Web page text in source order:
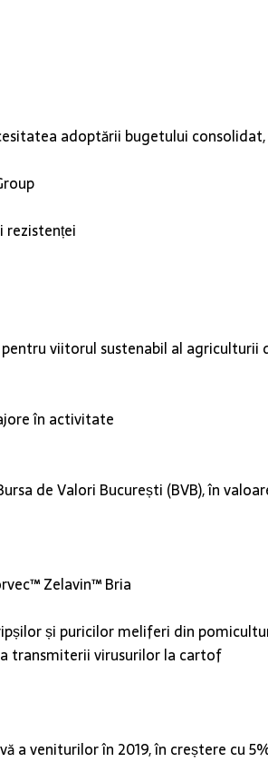
adoptării bugetului
rezistenței
viitorul sustenabil al agriculturii
în activitate
de Valori București (BVB), în
Zelavin™ Bria
și puricilor meliferi din
transmiterii virusurilor la cartof
veniturilor în 2019, în creștere cu